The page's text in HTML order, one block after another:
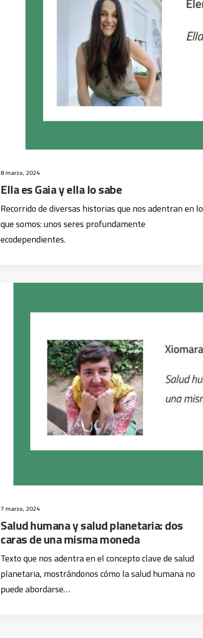
8 marzo, 2024
Ella es Gaia y ella lo sabe
Recorrido de diversas historias que nos adentran en lo
que somos: unos seres profundamente
ecodependientes.
7 marzo, 2024
Salud humana y salud planetaria: dos
caras de una misma moneda
Texto que nos adentra en el concepto clave de salud
planetaria, mostrándonos cómo la salud humana no
puede abordarse…